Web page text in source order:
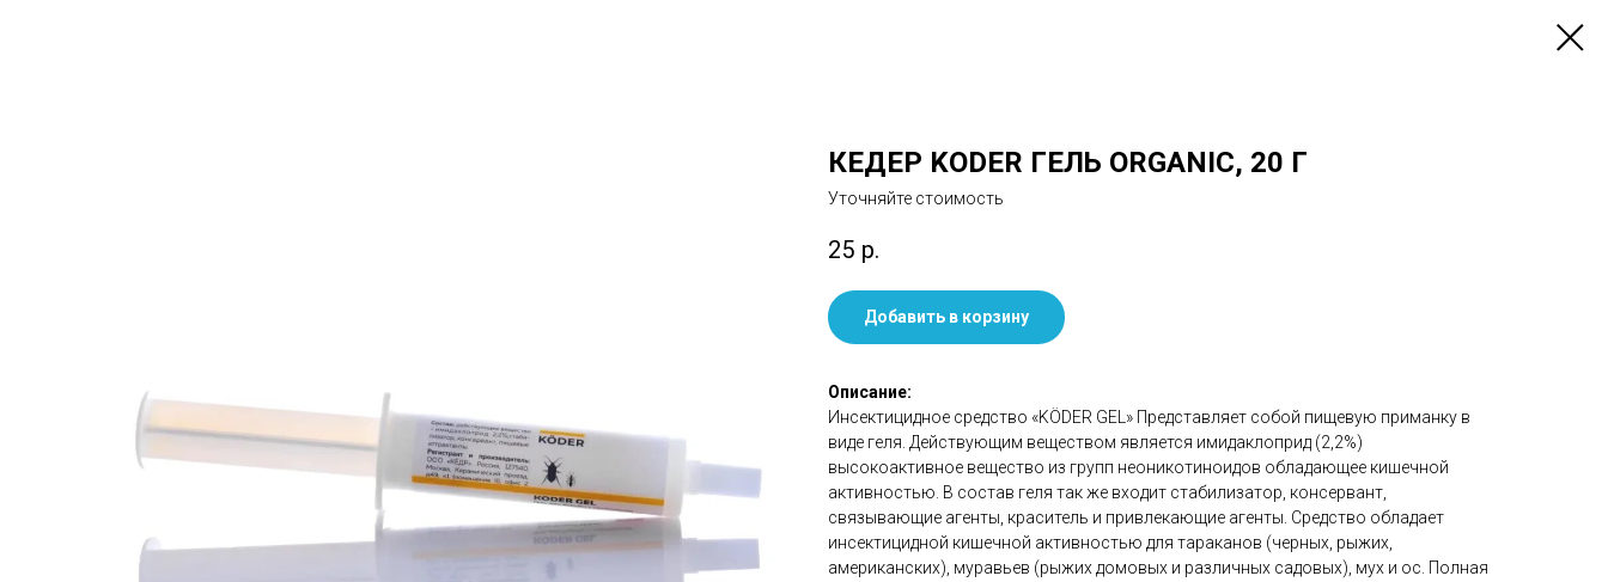
КЕДЕР KODER ГЕЛЬ ORGANIC, 20 Г
Уточняйте стоимость
25 р.
Добавить в корзину
Описание:
Инсектицидное средство «KÖDER GEL» Представляет собой пищевую приманку в
виде геля. Действующим веществом является имидаклоприд (2,2%)
высокоактивное вещество из групп неоникотиноидов обладающее кишечной
активностью. В состав геля так же входит стабилизатор, консервант,
связывающие агенты, краситель и привлекающие агенты. Средство обладает
инсектицидной кишечной активностью для тараканов (черных, рыжих,
американских), муравьев (рыжих домовых и различных садовых), мух и ос. Полная